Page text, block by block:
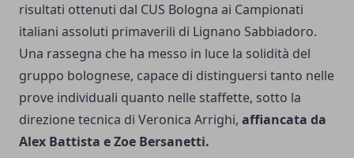
risultati ottenuti dal CUS Bologna ai Campionati
italiani assoluti primaverili di Lignano Sabbiadoro.
Una rassegna che ha messo in luce la solidità del
gruppo bolognese, capace di distinguersi tanto nelle
prove individuali quanto nelle staffette, sotto la
direzione tecnica di Veronica Arrighi, affiancata da
Alex Battista e Zoe Bersanetti.